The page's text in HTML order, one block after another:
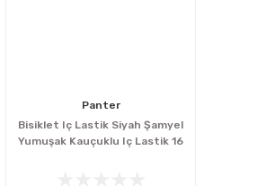
Panter
Bisiklet Iç Lastik Siyah Şamyel
Yumuşak Kauçuklu Iç Lastik 16